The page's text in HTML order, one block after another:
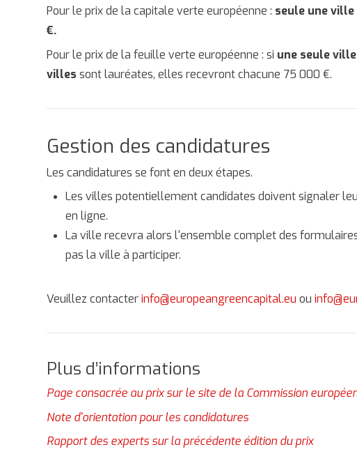
Pour le prix de la capitale verte européenne : seule une
€.
Pour le prix de la feuille verte européenne : si une seule ville
villes sont lauréates, elles recevront chacune 75 000 €.
Gestion des candidatures
Les candidatures se font en deux étapes.
Les villes potentiellement candidates doivent signaler
en ligne.
La ville recevra alors l'ensemble complet des
pas la ville à participer.
Veuillez contacterinfo@europeangreencapital.eu ou
Plus d’informations
Page consacrée au prix sur le site de la Commission
Note d'orientation pour les candidatures
Rapport des experts sur la précédente édition du prix